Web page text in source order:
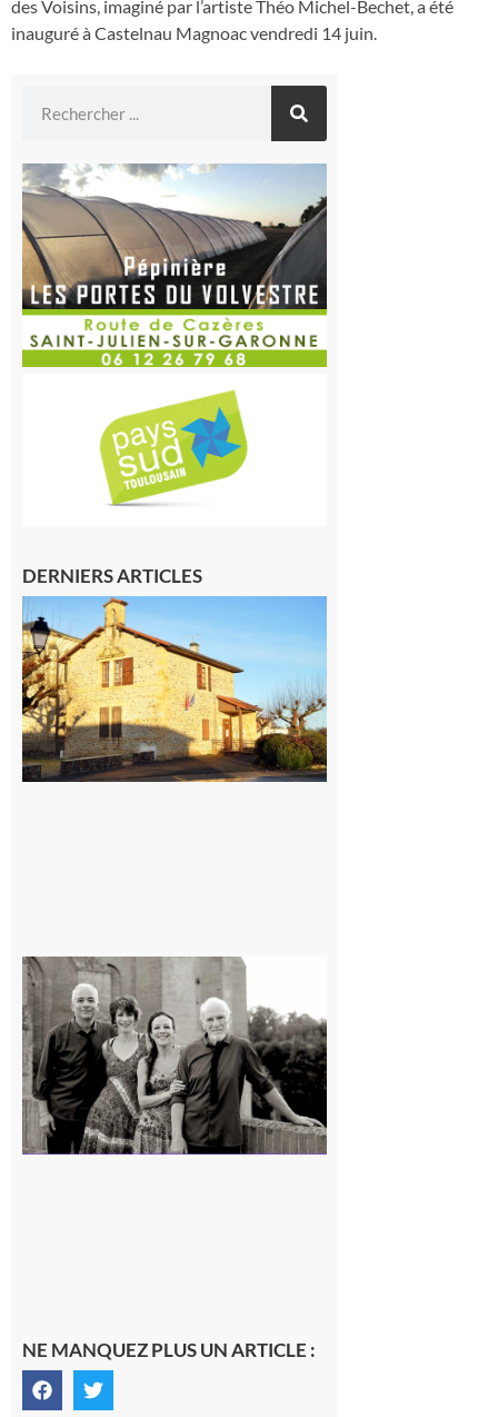
des Voisins, imaginé par l’artiste Théo Michel-Bechet, a été
inauguré à Castelnau Magnoac vendredi 14 juin.
DERNIERS ARTICLES
NE MANQUEZ PLUS UN ARTICLE :